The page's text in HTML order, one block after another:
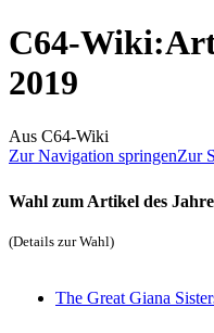
C64-Wiki:
2019
Aus C64-Wiki
Zur Navigation springenZur
Wahl zum Artikel des
(Details zur Wahl)
The Great Giana